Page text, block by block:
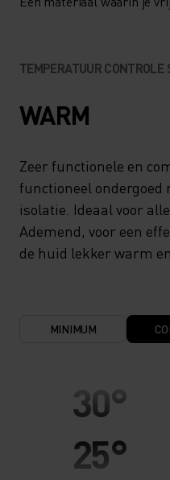
TEMPERATUUR CONTROLE
WARM
Zeer functionele en
functioneel ondergoed
isolatie. Ideaal voor
Ademend, voor een
de huid lekker warm
MINIMUM
30°
25°